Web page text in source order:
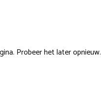
Probeer het later opnieuw.